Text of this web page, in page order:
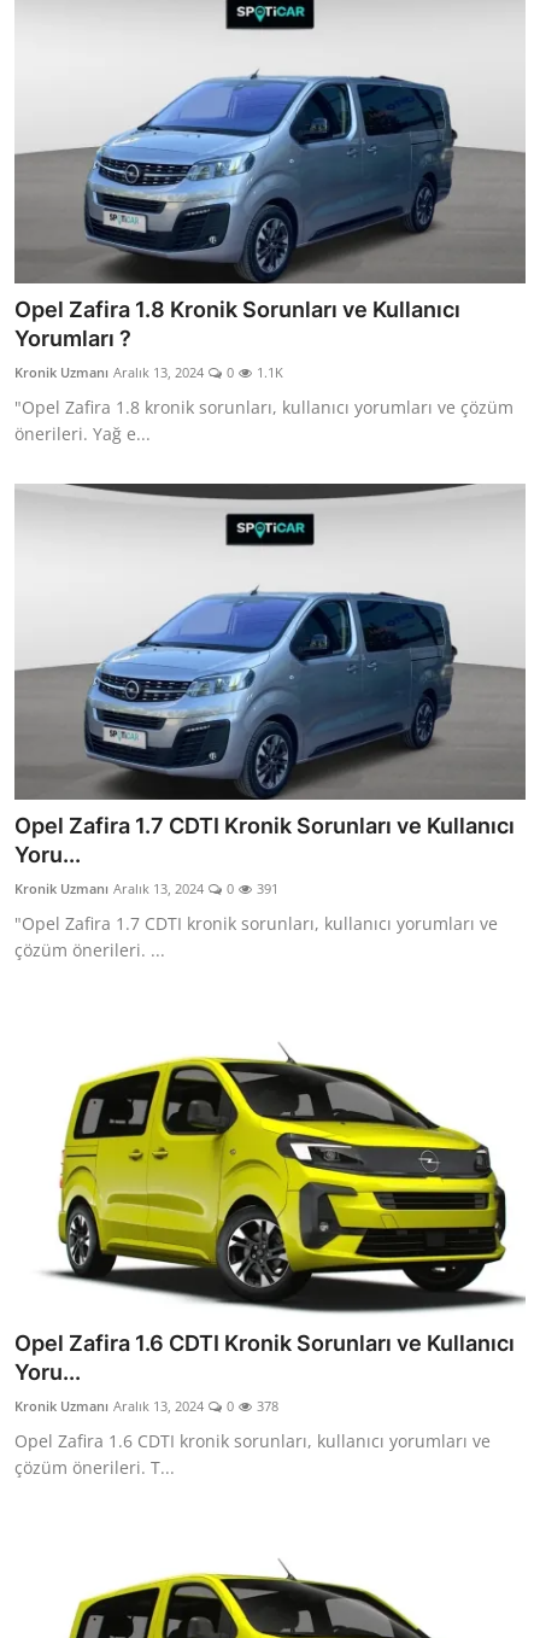
Opel Zafira 1.8 Kronik Sorunları ve Kullanıcı
Yorumları ?
Kronik Uzmanı Aralık 13, 2024 0 1.1K
"Opel Zafira 1.8 kronik sorunları, kullanıcı yorumları ve çözüm
önerileri. Yağ e...
Opel Zafira 1.7 CDTI Kronik Sorunları ve Kullanıcı
Yoru...
Kronik Uzmanı Aralık 13, 2024 0 391
"Opel Zafira 1.7 CDTI kronik sorunları, kullanıcı yorumları ve
çözüm önerileri. ...
Opel Zafira 1.6 CDTI Kronik Sorunları ve Kullanıcı
Yoru...
Kronik Uzmanı Aralık 13, 2024 0 378
Opel Zafira 1.6 CDTI kronik sorunları, kullanıcı yorumları ve
çözüm önerileri. T...